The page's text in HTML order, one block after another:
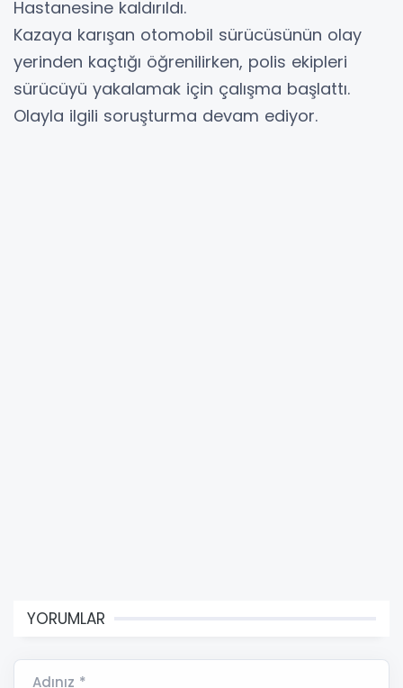
Hastanesine kaldırıldı.
Kazaya karışan otomobil sürücüsünün olay
yerinden kaçtığı öğrenilirken, polis ekipleri
sürücüyü yakalamak için çalışma başlattı.
Olayla ilgili soruşturma devam ediyor.
YORUMLAR
Adınız *